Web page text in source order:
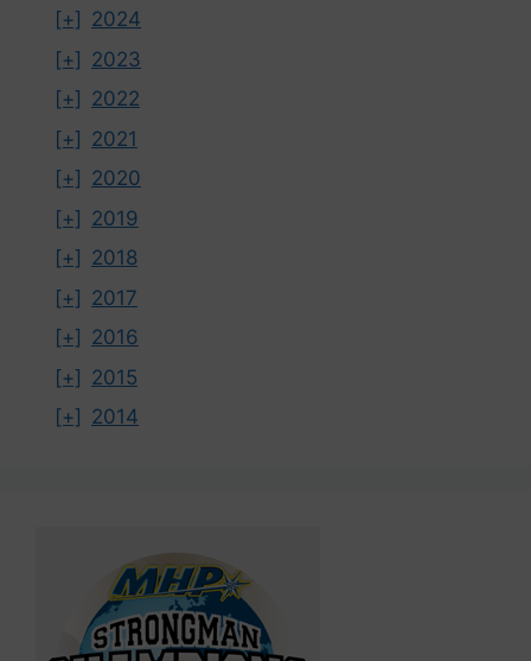
[+] 2024
[+] 2023
[+] 2022
[+] 2021
[+] 2020
[+] 2019
[+] 2018
[+] 2017
[+] 2016
[+] 2015
[+] 2014